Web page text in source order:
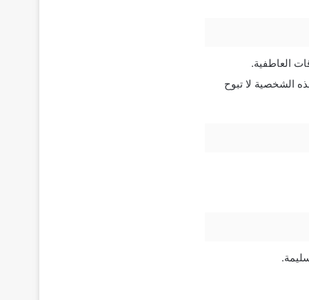
العاطفية.
الشخصية لا تبوح